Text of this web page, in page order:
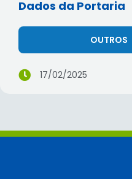
Dados da Portaria
OUTROS
17/02/2025